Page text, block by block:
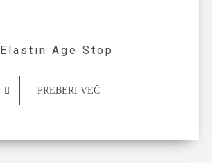
Elastin Age Stop
PREBERI VEČ